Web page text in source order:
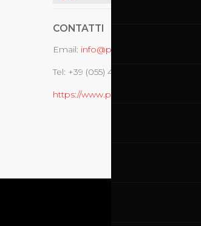
CONTATTI
Email: info@promoracing.it
Tel: +39 (055) 480553
https://www.promoracing.it/it